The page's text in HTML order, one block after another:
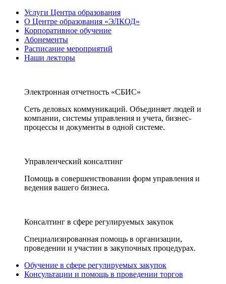
Услуги Центра образования
О Центре образования «ЭЛКОД»
Корпоративное обучение
Абонементы
Расписание мероприятий
Наши лекторы
Электронная отчетность «СБИС»
Сеть деловых коммуникаций. Объединяет людей и
компании, системы управления и учета, бизнес-
процессы и документы в одной системе.
Управленческий консалтинг
Помощь в совершенствовании форм управления и
ведения вашего бизнеса.
Консалтинг в сфере регулируемых закупок
Специализированная помощь в организации,
проведении и участии в закупочных процедурах.
Обучение в сфере регулируемых закупок
Консультации и помощь в проведении торгов